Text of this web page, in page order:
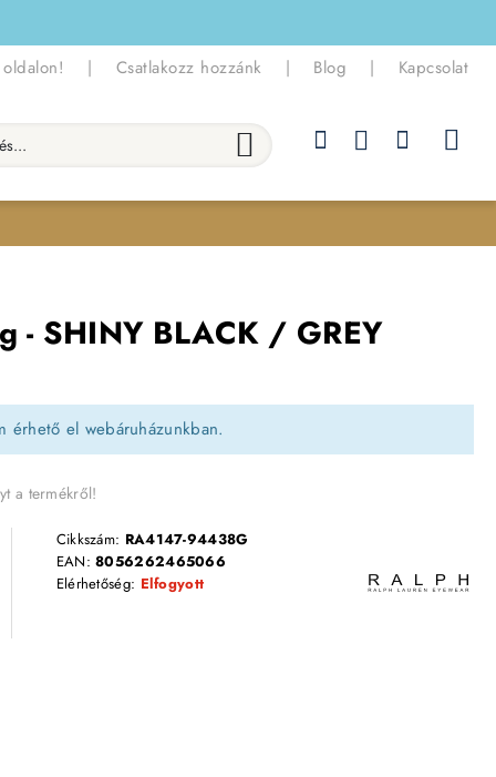
| Csatlakozz hozzánk | Blog | Kapcsolat
- SHINY BLACK / GREY
érhető el webáruházunkban.
a termékről!
Cikkszám: RA4147-94438G
EAN:8056262465066
Elérhetőség: Elfogyott